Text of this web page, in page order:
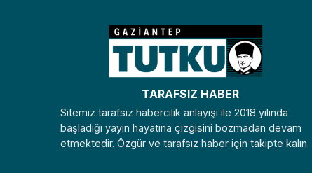
TARAFSIZ HABER
Sitemiz tarafsız habercilik anlayışı ile 2018 yılında
başladığı yayın hayatına çizgisini bozmadan devam
etmektedir. Özgür ve tarafsız haber için takipte kalın.